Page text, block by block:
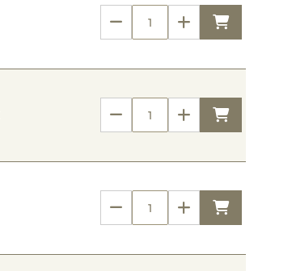
Kaufen
Kaufen
Kaufen